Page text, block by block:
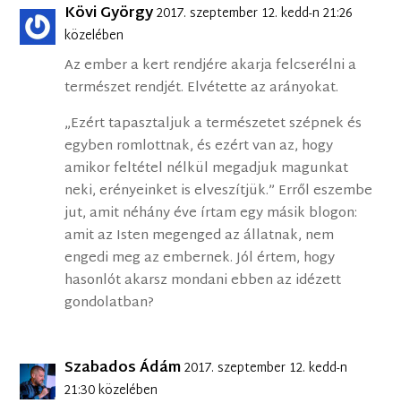
Kövi György2017. szeptember 12. kedd-n 21:26
közelében
Az ember a kert rendjére akarja felcserélni a
természet rendjét. Elvétette az arányokat.
„Ezért tapasztaljuk a természetet szépnek és
egyben romlottnak, és ezért van az, hogy
amikor feltétel nélkül megadjuk magunkat
neki, erényeinket is elveszítjük.” Erről eszembe
jut, amit néhány éve írtam egy másik blogon:
amit az Isten megenged az állatnak, nem
engedi meg az embernek. Jól értem, hogy
hasonlót akarsz mondani ebben az idézett
gondolatban?
Szabados Ádám2017. szeptember 12. kedd-n
21:30 közelében